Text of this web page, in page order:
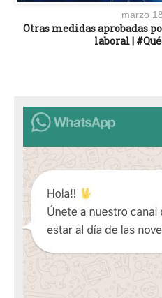
marzo
Otras medidas aprobadas
laboral |